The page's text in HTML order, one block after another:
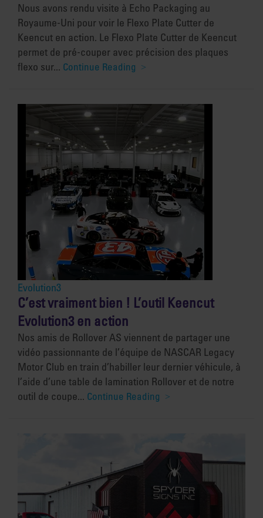
Nous avons rendu visite à Echo Packaging au
Royaume-Uni pour voir le Flexo Plate Cutter de
Keencut en action. Le Flexo Plate Cutter de Keencut
permet de pré-couper avec précision des plaques
flexo sur... Continue Reading
Evolution3
C’est vraiment bien ! L’outil Keencut
Evolution3 en action
Nos amis de Rollover AS viennent de partager une
vidéo passionnante de l’équipe de NASCAR Legacy
Motor Club en train d’habiller leur dernier véhicule, à
l’aide d’une table de lamination Rollover et de notre
outil de coupe... Continue Reading